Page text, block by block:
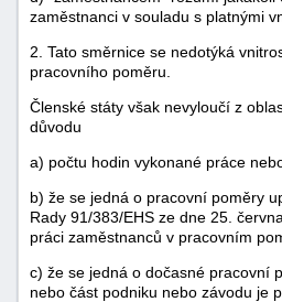
zaměstnanci v souladu s platnými
2. Tato směrnice se nedotýká
pracovního poměru.
Členské státy však nevyloučí z
důvodu
a) počtu hodin vykonané práce
b) že se jedná o pracovní poměry
Rady 91/383/EHS ze dne 25.
práci zaměstnanců v pracovním
c) že se jedná o dočasné pracovní
nebo část podniku nebo závodu je